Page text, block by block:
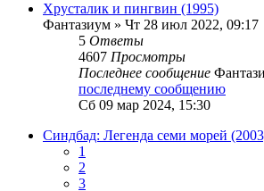
Хрусталик и пингвин (1995)
Фантазиум » Чт 28 июл 2022, 09:17
5 Ответы
4607 Просмотры
Последнее сообщение
последнему сообщению
Сб 09 мар 2024, 15:30
Синдбад: Легенда семи морей
1
2
3